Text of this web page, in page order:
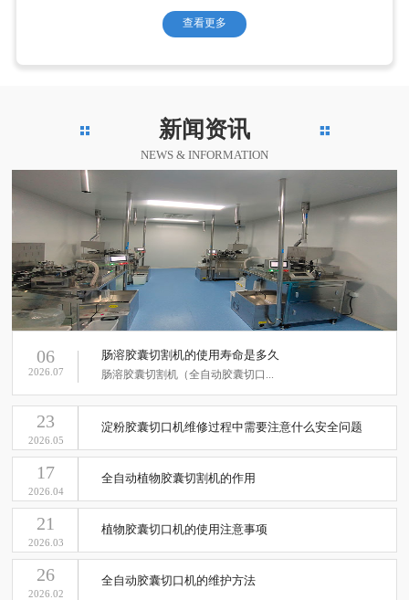
根本原则。公司研制的采用独特内剪切法的全自动胶囊切口机
已有 30年之久，经过不断升级改造，历经四代产品，现公司又
囊切口机、植物胶囊切口机、植物胶囊切割机、淀粉...
查看更多
新闻资讯
NEWS & INFORMATION
06
2026.07
肠溶胶囊切割机的使用寿命是多久
肠溶胶囊切割机（全自动胶囊切口...
23
2026.05
淀粉胶囊切口机维修过程中需要注意什么安全问题
17
2026.04
全自动植物胶囊切割机的作用
21
2026.03
植物胶囊切口机的使用注意事项
26
2026.02
全自动胶囊切口机的维护方法